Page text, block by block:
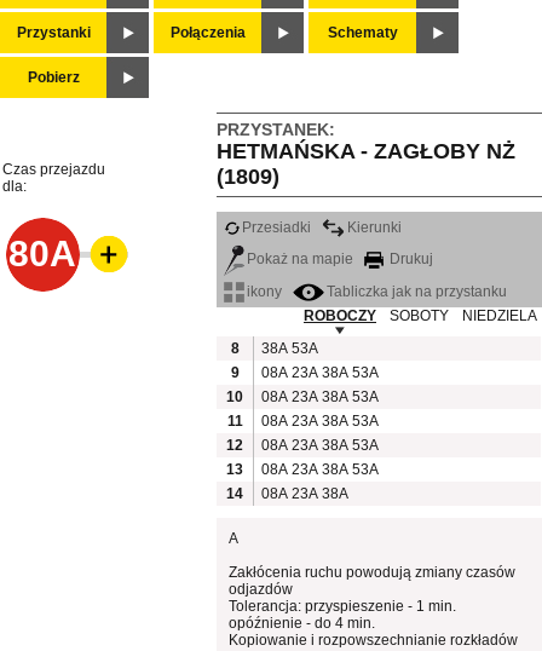
Przystanki Połączenia Schematy
Pobierz
PRZYSTANEK:
HETMAŃSKA - ZAGŁOBY NŻ
(1809)
Czas przejazdu
dla:
80A
Przesiadki
Kierunki
Pokaż na mapie
Drukuj
ikony
Tabliczka jak na przystanku
ROBOCZY
SOBOTY
NIEDZIELA
8
38A 53A
9
08A 23A 38A 53A
10
08A 23A 38A 53A
11
08A 23A 38A 53A
12
08A 23A 38A 53A
13
08A 23A 38A 53A
14
08A 23A 38A
A
Zakłócenia ruchu powodują zmiany czasów
odjazdów
Tolerancja: przyspieszenie - 1 min.
opóźnienie - do 4 min.
Kopiowanie i rozpowszechnianie rozkładów